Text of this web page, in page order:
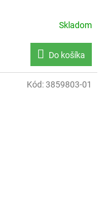
Skladom
Do košíka
Kód:3859803-01